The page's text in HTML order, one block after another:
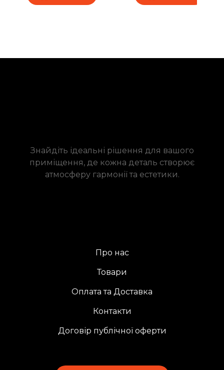
Знайдіть ідеальні рішення для вашого
приміщення, де кожна деталь створює
атмосферу гармонії та естетики.
Про нас
Товари
Оплата та Доставка
Контакти
Договір публічної оферти